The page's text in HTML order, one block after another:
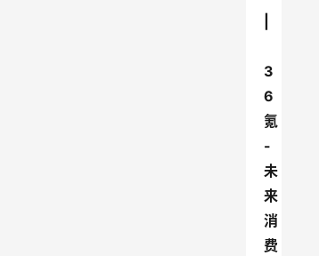
3
6
氪
-
未
来
消
费